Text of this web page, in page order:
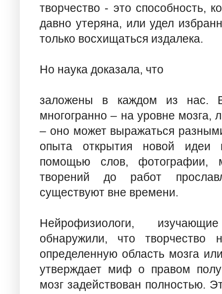
творчество - это способность,
давно утеряна, или удел
только восхищаться издалека.
Но наука доказала, что
заложены в каждом из нас.
многогранно – на уровне мозга,
– оно может выражаться
опыта открытия новой
помощью слов, фотографии,
творений до работ
существуют вне времени.
Нейрофизиологи,
обнаружили, что творчество
определенную область мозга
утверждает миф о правом
мозг задействован полностью.